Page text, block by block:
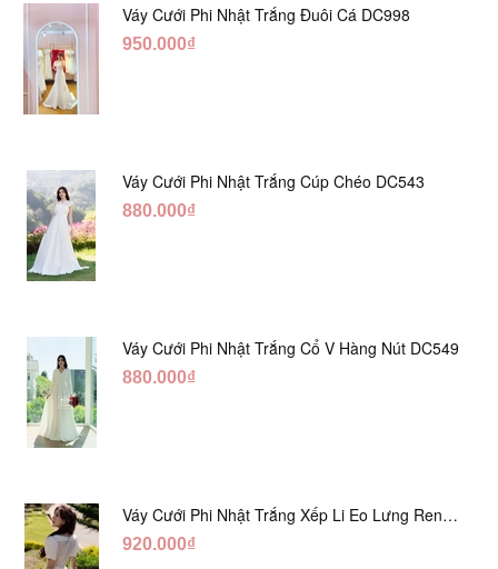
Váy Cưới Phi Nhật Trắng Đuôi Cá DC998
950.000₫
Váy Cưới Phi Nhật Trắng Cúp Chéo DC543
880.000₫
Váy Cưới Phi Nhật Trắng Cổ V Hàng Nút DC549
880.000₫
Váy Cưới Phi Nhật Trắng Xếp Li Eo Lưng Ren
DC547
920.000₫